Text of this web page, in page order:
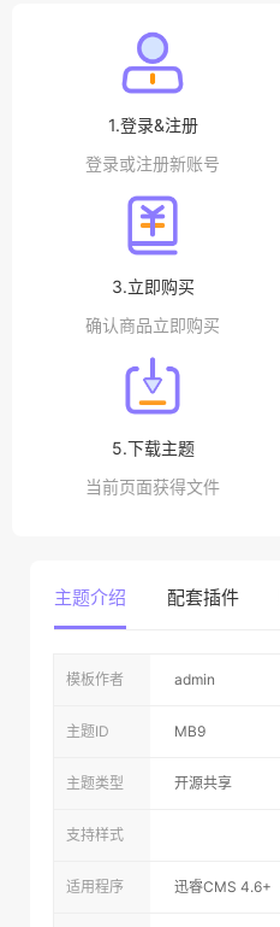
1.登录&注册
登录或注册新账号
3.立即购买
确认商品立即购买
5.下载主题
当前页面获得文件
主题介绍 配套插件
模板作者 admin
主题ID MB9
主题类型 开源共享
支持样式
适用程序 迅睿CMS 4.6+